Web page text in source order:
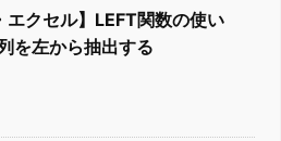
エクセル】LEFT関数の使い
を左から抽出する